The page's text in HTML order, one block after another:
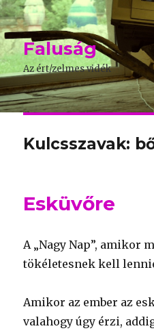
Faluság
Az ért/zelmes vidék
Kulcsszavak:
Esküvőre
A „Nagy Nap”, amikor
tökéletesnek kell
Amikor az ember az
valahogy úgy érzi,